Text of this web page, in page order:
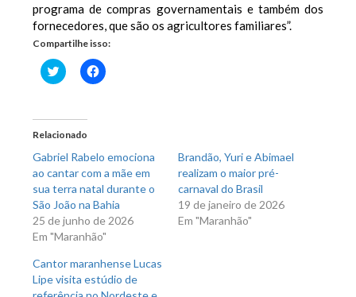
programa de compras governamentais e também dos
fornecedores, que são os agricultores familiares”.
Compartilhe isso:
Clique
para
em
nova
janela)
Clique
para
Relacionado
Gabriel Rabelo emociona
ao cantar com a mãe em
sua terra natal durante o
São João na Bahia
25 de junho de 2026
Em "Maranhão"
Brandão, Yuri e Abimael
realizam o maior pré-
carnaval do Brasil
19 de janeiro de 2026
Em "Maranhão"
Cantor maranhense Lucas
Lipe visita estúdio de